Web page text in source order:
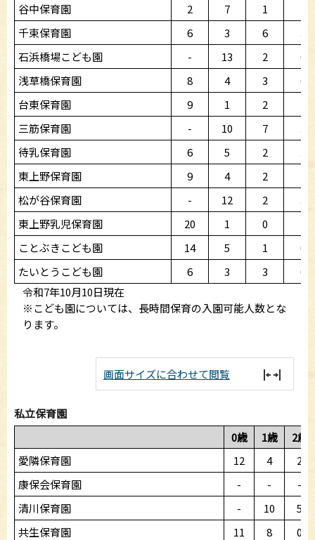
谷中保育園
2 7 1
千束保育園
6 3 6
3
石浜橋場こども園
- 13 2
0
浅草橋保育園
8 4 3
6
台東保育園
9 1 2
三筋保育園
- 10 7
3
待乳保育園
6 5 2
3
東上野保育園
9 4 2
松が谷保育園
- 12 2
3
東上野乳児保育園
20 1 0
ことぶきこども園
14 5 1
0
たいとうこども園
6 3 3
0
令和7年10月10日現在
※こども園については、長時間保育の入園可能人数とな
ります。
画面サイズに合わせて閲覧
私立保育園
0歳
1歳
2歳
愛隣保育園
12 4
2
康保会保育園
- -
-
清川保育園
- 10
5
共生保育園
11 8
0